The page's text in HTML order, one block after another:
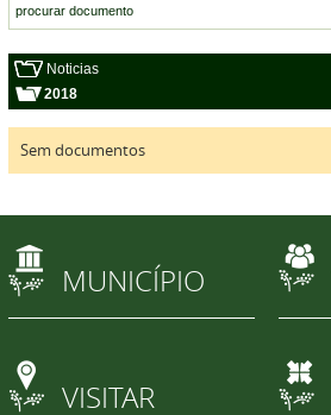
Noticias
2018
Sem documentos
MUNICÍPIO
VISITAR